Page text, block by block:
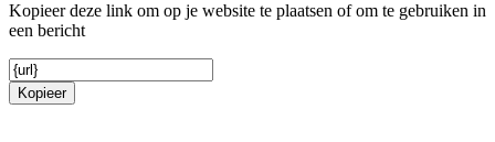
Kopieer deze link om op je website te plaatsen of om te gebruiken in
een bericht
Kopieer